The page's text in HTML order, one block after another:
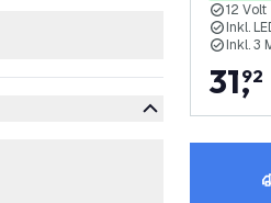
12 Volt
Inkl.
Inkl. 3
31,
92